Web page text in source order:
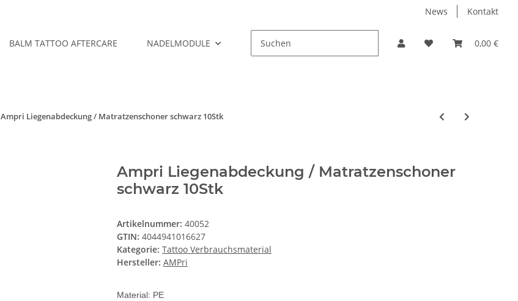
News Kontakt
0,00 €
BALM TATTOO AFTERCARE NADELMODULE PROMO
Ampri Liegenabdeckung / Matratzenschoner schwarz 10Stk
Ampri Liegenabdeckung / Matratzenschoner
schwarz 10Stk
Artikelnummer: 40052
GTIN: 4044941016627
Kategorie: Tattoo Verbrauchsmaterial
Hersteller: AMPri
Material: PE